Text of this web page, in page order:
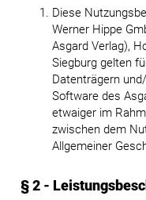
Diese
Werner Hippe
Asgard Verlag),
Siegburg gelten
Datenträgern
Software des
etwaiger im
zwischen dem
Allgemeiner
§ 2 -